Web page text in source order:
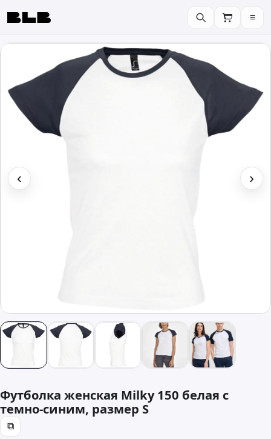
BLB ≡
‹ ›
Футболка женская Milky 150 белая с
темно-синим, размер S
⧉